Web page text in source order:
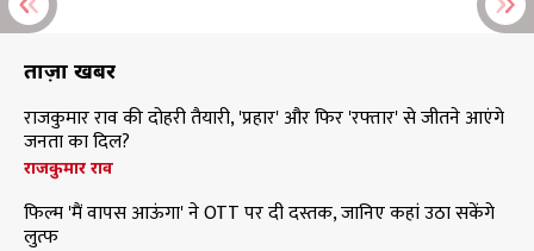
ताज़ा खबरें
राजकुमार राव की दोहरी तैयारी, 'प्रहार' और फिर 'रफ्तार' से जीतने आएंगे
जनता का दिल?
राजकुमार राव
फिल्म 'मैं वापस आऊंगा' ने OTT पर दी दस्तक, जानिए कहां उठा सकेंगे
लुत्फ